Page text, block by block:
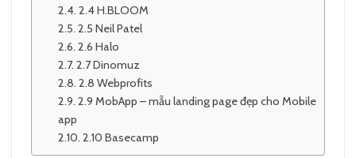
2.4 H.BLOOM
2.5 Neil Patel
2.6 Halo
2.7 Dinomuz
2.8 Webprofits
2.9 MobApp – mẫu landing page đẹp cho Mobile
app
2.10 Basecamp